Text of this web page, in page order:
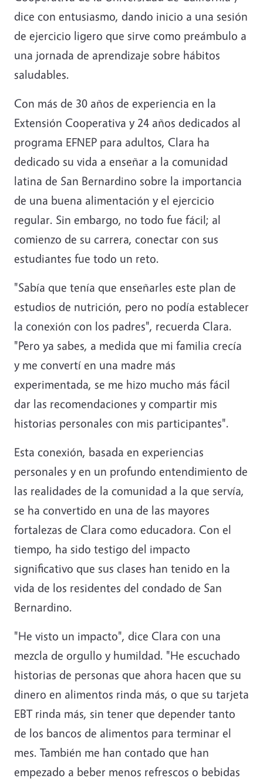
dice con entusiasmo, dando inicio a una sesión
de ejercicio ligero que sirve como preámbulo a
una jornada de aprendizaje sobre hábitos
saludables.
Con más de 30 años de experiencia en la
Extensión Cooperativa y 24 años dedicados al
programa EFNEP para adultos, Clara ha
dedicado su vida a enseñar a la comunidad
latina de San Bernardino sobre la importancia
de una buena alimentación y el ejercicio
regular. Sin embargo, no todo fue fácil; al
comienzo de su carrera, conectar con sus
estudiantes fue todo un reto.
"Sabía que tenía que enseñarles este plan de
estudios de nutrición, pero no podía establecer
la conexión con los padres", recuerda Clara.
"Pero ya sabes, a medida que mi familia crecía
y me convertí en una madre más
experimentada, se me hizo mucho más fácil
dar las recomendaciones y compartir mis
historias personales con mis participantes".
Esta conexión, basada en experiencias
personales y en un profundo entendimiento de
las realidades de la comunidad a la que servía,
se ha convertido en una de las mayores
fortalezas de Clara como educadora. Con el
tiempo, ha sido testigo del impacto
significativo que sus clases han tenido en la
vida de los residentes del condado de San
Bernardino.
"He visto un impacto", dice Clara con una
mezcla de orgullo y humildad. "He escuchado
historias de personas que ahora hacen que su
dinero en alimentos rinda más, o que su tarjeta
EBT rinda más, sin tener que depender tanto
de los bancos de alimentos para terminar el
mes. También me han contado que han
empezado a beber menos refrescos o bebidas